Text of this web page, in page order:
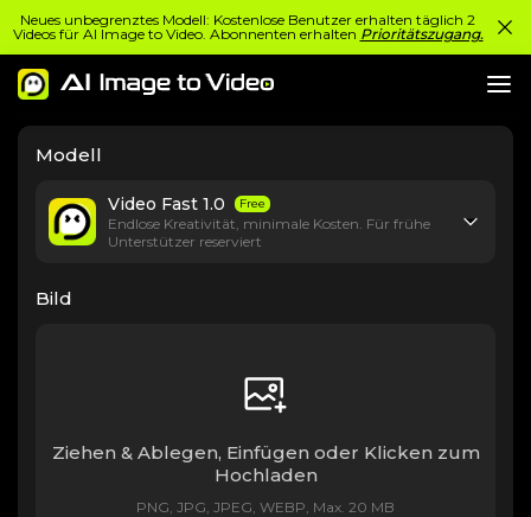
Neues unbegrenztes Modell: Kostenlose Benutzer erhalten täglich 2
Videos für AI Image to Video. Abonnenten erhalten Prioritätszugang.
Modell
Video Fast 1.0 Free
Endlose Kreativität, minimale Kosten. Für frühe
Unterstützer reserviert
Bild
Ziehen & Ablegen, Einfügen oder Klicken zum
Hochladen
PNG, JPG, JPEG, WEBP, Max. 20 MB